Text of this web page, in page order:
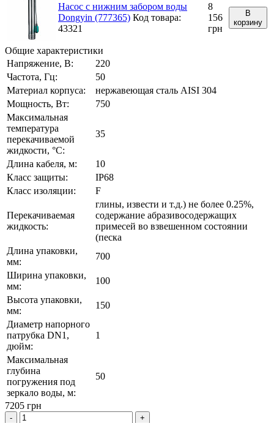
Насос с нижним забором воды
Dongyin (777365) Код товара:
43321
8
156
грн
В
корзину
Общие характеристики
Напряжение, В:
220
Частота, Гц:
50
Материал корпуса:
нержавеющая сталь AISI 304
Мощность, Вт:
750
Максимальная
температура
перекачиваемой
жидкости, °C:
35
Длина кабеля, м:
10
Класс защиты:
IP68
Класс изоляции:
F
Перекачиваемая
жидкость:
глины, извести и т.д.) не более 0.25%,
содержание абразивосодержащих
примесей во взвешенном состоянии
(песка
Длина упаковки,
мм:
700
Ширина упаковки,
мм:
100
Высота упаковки,
мм:
150
Диаметр напорного
патрубка DN1,
дюйм:
1
Максимальная
глубина
погружения под
зеркало воды, м:
50
7205 грн
-
+